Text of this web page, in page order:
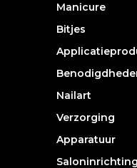
Manicure
Bitjes
Nailart
Verzorging
Apparatuur